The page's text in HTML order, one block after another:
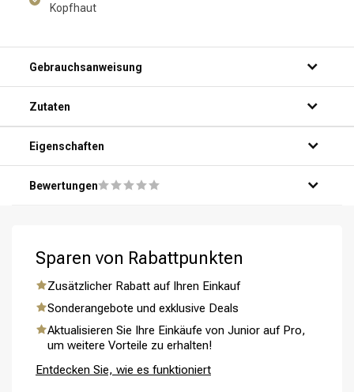
Kopfhaut
Gebrauchsanweisung
Zutaten
Eigenschaften
Bewertungen
Sparen von Rabattpunkten
Zusätzlicher Rabatt auf Ihren Einkauf
Sonderangebote und exklusive Deals
Aktualisieren Sie Ihre Einkäufe von Junior auf Pro,
um weitere Vorteile zu erhalten!
Entdecken Sie, wie es funktioniert